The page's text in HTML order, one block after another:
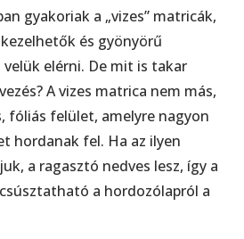
gyakoriak a „vizes” matricák,
és gyönyörű
elérni. De mit is takar
A vizes matrica nem más,
fóliás felület, amelyre nagyon
hordanak fel. Ha az ilyen
a ragasztó nedves lesz, így a
a hordozólapról a